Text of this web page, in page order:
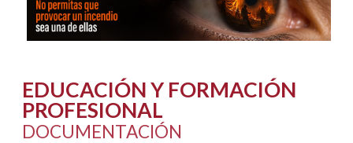
EDUCACIÓN Y FORMACIÓN
PROFESIONAL
DOCUMENTACIÓN